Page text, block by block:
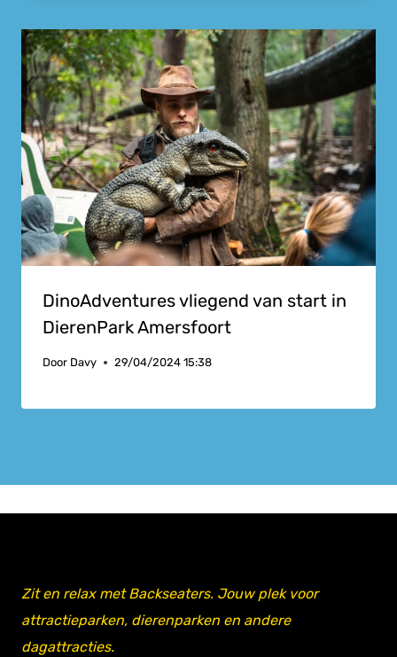
DinoAdventures vliegend van start in
DierenPark Amersfoort
Door Davy 29/04/2024 15:38
Zit en relax met Backseaters. Jouw plek voor
attractieparken, dierenparken en andere
dagattracties.